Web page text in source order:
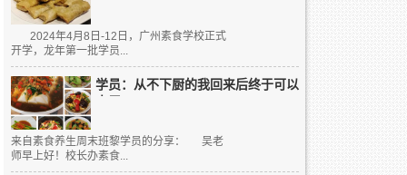
2024年4月8日-12日，广州素食学校正式
开学，龙年第一批学员...
学员：从不下厨的我回来后终于可以
来自素食养生周末班黎学员的分享： 吴老
师早上好！校长办素食...